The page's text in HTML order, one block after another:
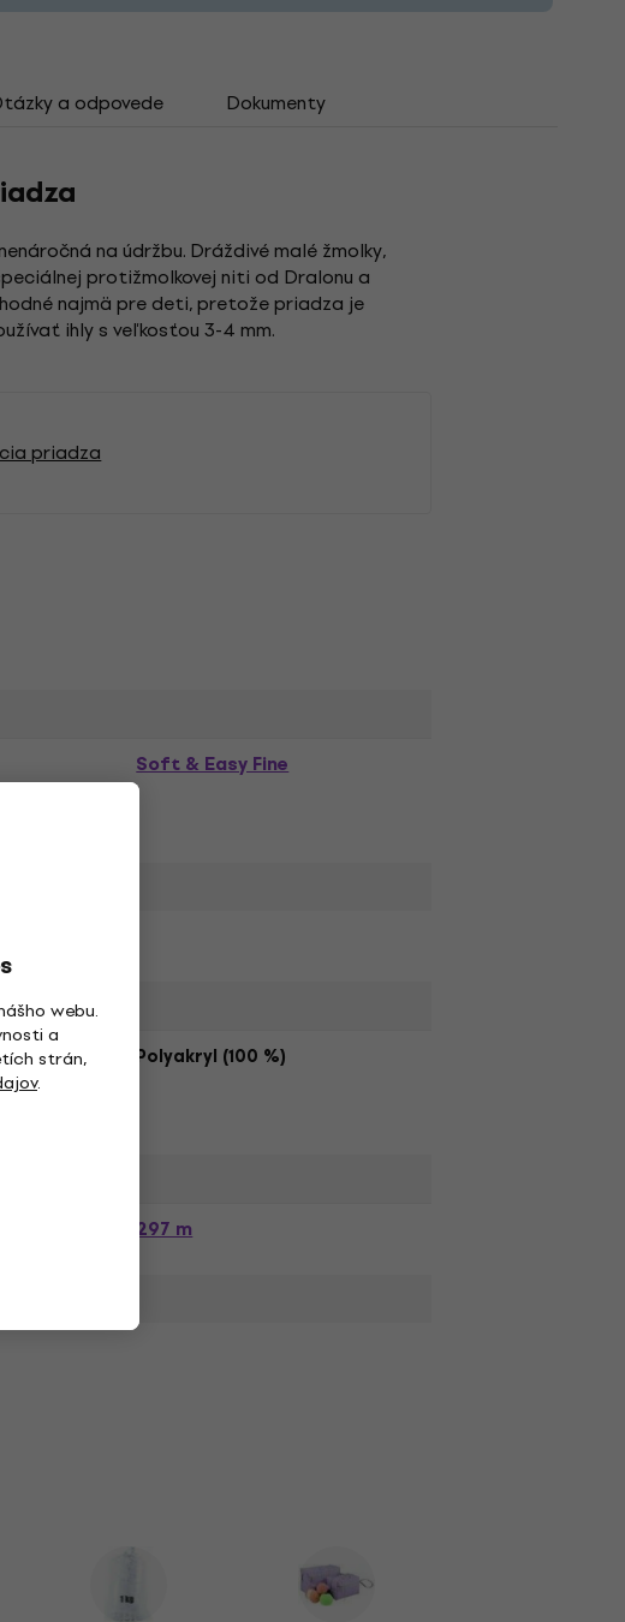
webu.
a
strán,
.
a odpovede Dokumenty
na údržbu. Dráždivé malé žmolky,
protižmolkovej niti od Dralonu a
najmä pre deti, pretože priadza je
ihly s veľkosťou 3-4 mm.
priadza
Soft & Easy Fine
Polyakryl (100 %)
297 m